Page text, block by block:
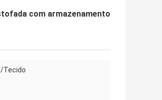
com armazenamento
Tecido